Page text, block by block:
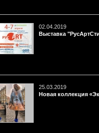
02.04.2019
Выставка
25.03.2019
Новая коллекция